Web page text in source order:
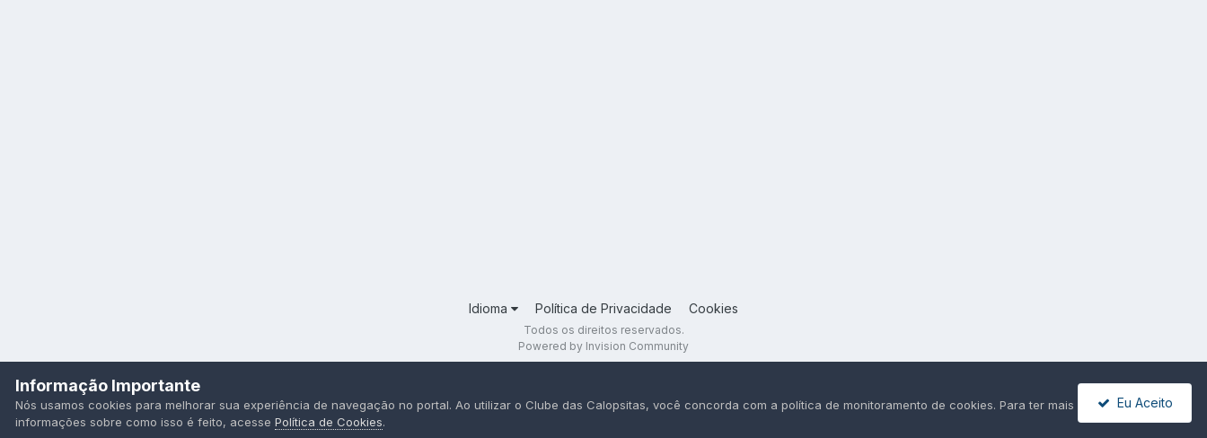
Idioma Política de Privacidade Cookies
Todos os direitos reservados.
Powered by Invision Community
Informação Importante
Nós usamos cookies para melhorar sua experiência de navegação no portal. Ao utilizar o Clube das Calopsitas, você concorda com a política de monitoramento de cookies. Para ter mais
informações sobre como isso é feito, acesse Política de Cookies.
Eu Aceito